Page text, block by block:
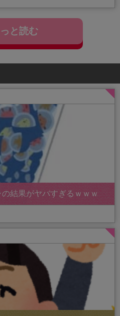
と読む
結果がヤバすぎるｗｗｗ